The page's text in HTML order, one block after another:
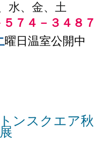
水、金、土
５７４－３４８７
曜日温室公開中
ンスクエア秋